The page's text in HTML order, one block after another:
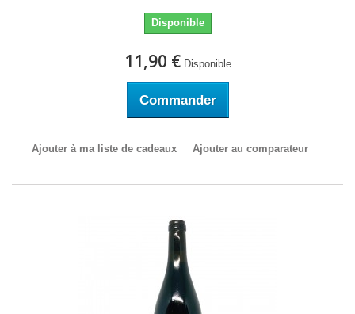
Disponible
11,90 € Disponible
Commander
Ajouter à ma liste de cadeaux Ajouter au comparateur